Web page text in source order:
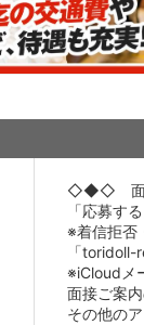
◇◆◇ 面
「応募す
※着信拒否
「
※iCloudメ
面接ご案
その他の